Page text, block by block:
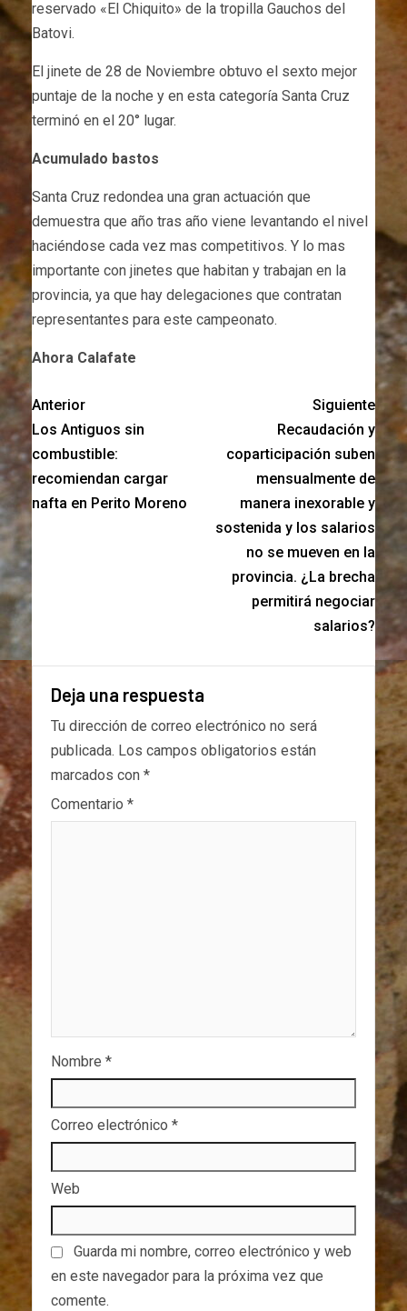
reservado «El Chiquito» de la tropilla Gauchos del
Batovi.
El jinete de 28 de Noviembre obtuvo el sexto mejor
puntaje de la noche y en esta categoría Santa Cruz
terminó en el 20° lugar.
Acumulado bastos
Santa Cruz redondea una gran actuación que
demuestra que año tras año viene levantando el nivel
haciéndose cada vez mas competitivos. Y lo mas
importante con jinetes que habitan y trabajan en la
provincia, ya que hay delegaciones que contratan
representantes para este campeonato.
Ahora Calafate
Anterior
Los Antiguos sin
combustible:
recomiendan cargar
nafta en Perito Moreno
Siguiente
Recaudación y
coparticipación suben
mensualmente de
manera inexorable y
sostenida y los salarios
no se mueven en la
provincia. ¿La brecha
permitirá negociar
salarios?
Deja una respuesta
Tu dirección de correo electrónico no será
publicada. Los campos obligatorios están
marcados con *
Comentario *
Nombre *
Correo electrónico *
Web
Guarda mi nombre, correo electrónico y web
en este navegador para la próxima vez que
comente.